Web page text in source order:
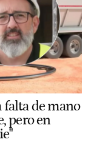
falta de mano
pero en